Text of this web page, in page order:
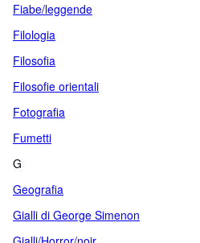
Fiabe/leggende
Filologia
Filosofia
Filosofie orientali
Fotografia
Fumetti
G
Geografia
Gialli di George Simenon